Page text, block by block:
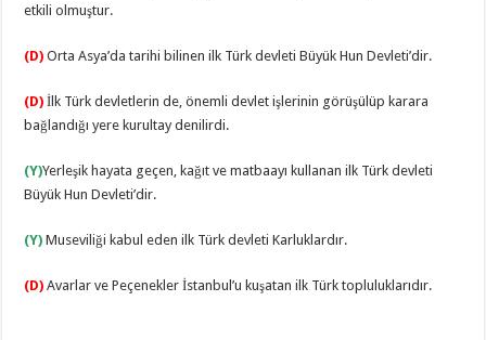
etkili olmuştur.
(D) Orta Asya’da tarihi bilinen ilk Türk devleti Büyük Hun Devleti’dir.
(D) İlk Türk devletlerin de, önemli devlet işlerinin görüşülüp karara
bağlandığı yere kurultay denilirdi.
(Y)Yerleşik hayata geçen, kağıt ve matbaayı kullanan ilk Türk devleti
Büyük Hun Devleti’dir.
(Y) Museviliği kabul eden ilk Türk devleti Karluklardır.
(D) Avarlar ve Peçenekler İstanbul’u kuşatan ilk Türk topluluklarıdır.